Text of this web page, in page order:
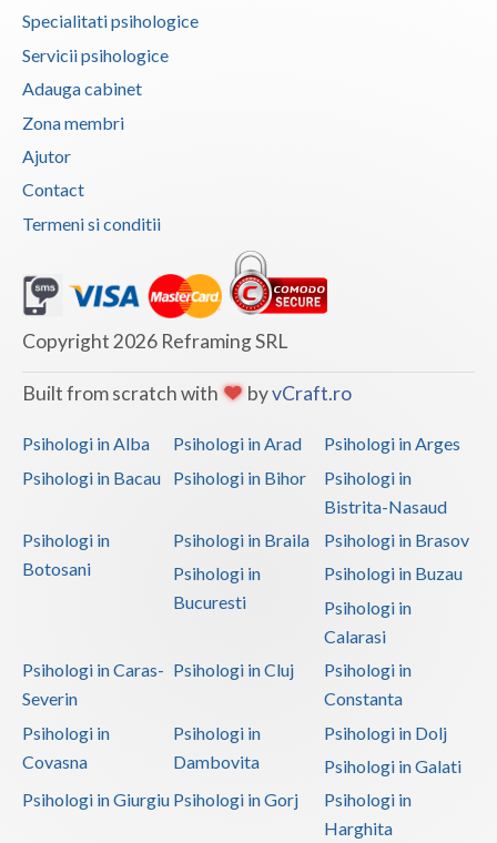
Specialitati psihologice
Servicii psihologice
Adauga cabinet
Zona membri
Ajutor
Contact
Termeni si conditii
Copyright 2026 Reframing SRL
Built from scratch with byvCraft.ro
Psihologi in Alba Psihologi in Arad
Psihologi in Arges
Psihologi in Bacau
Psihologi in Bihor
Psihologi in
Bistrita-Nasaud
Psihologi in
Botosani
Psihologi in Braila
Psihologi in Brasov
Psihologi in
Bucuresti
Psihologi in Buzau
Psihologi in
Calarasi
Psihologi in Caras-
Severin
Psihologi in Cluj
Psihologi in
Constanta
Psihologi in
Covasna
Psihologi in
Dambovita
Psihologi in Dolj
Psihologi in Galati
Psihologi in Giurgiu Psihologi in Gorj
Psihologi in
Harghita